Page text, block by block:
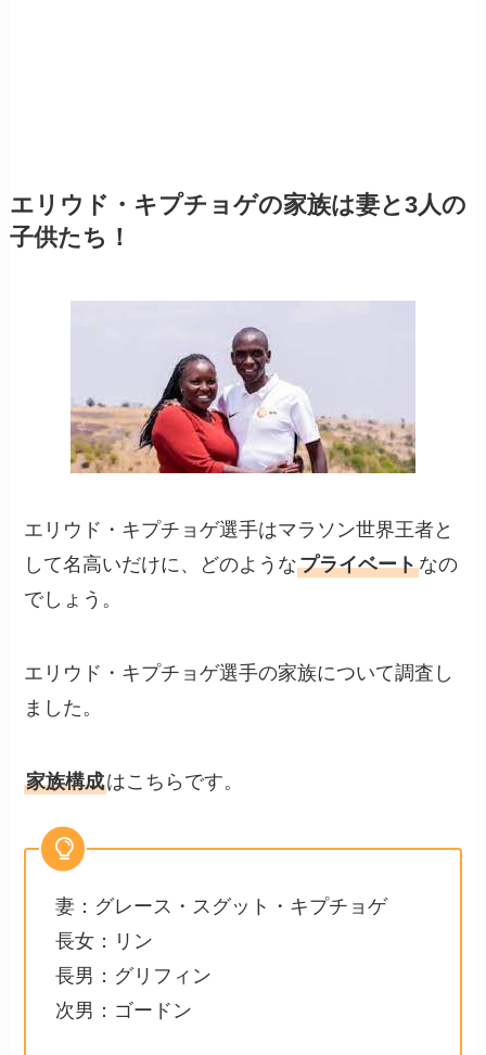
エリウド・キプチョゲの家族は妻と3人の
子供たち！
エリウド・キプチョゲ選手はマラソン世界王者と
して名高いだけに、どのようなプライベートなの
でしょう。
エリウド・キプチョゲ選手の家族について調査し
ました。
家族構成はこちらです。
妻：グレース・スグット・キプチョゲ
長女：リン
長男：グリフィン
次男：ゴードン